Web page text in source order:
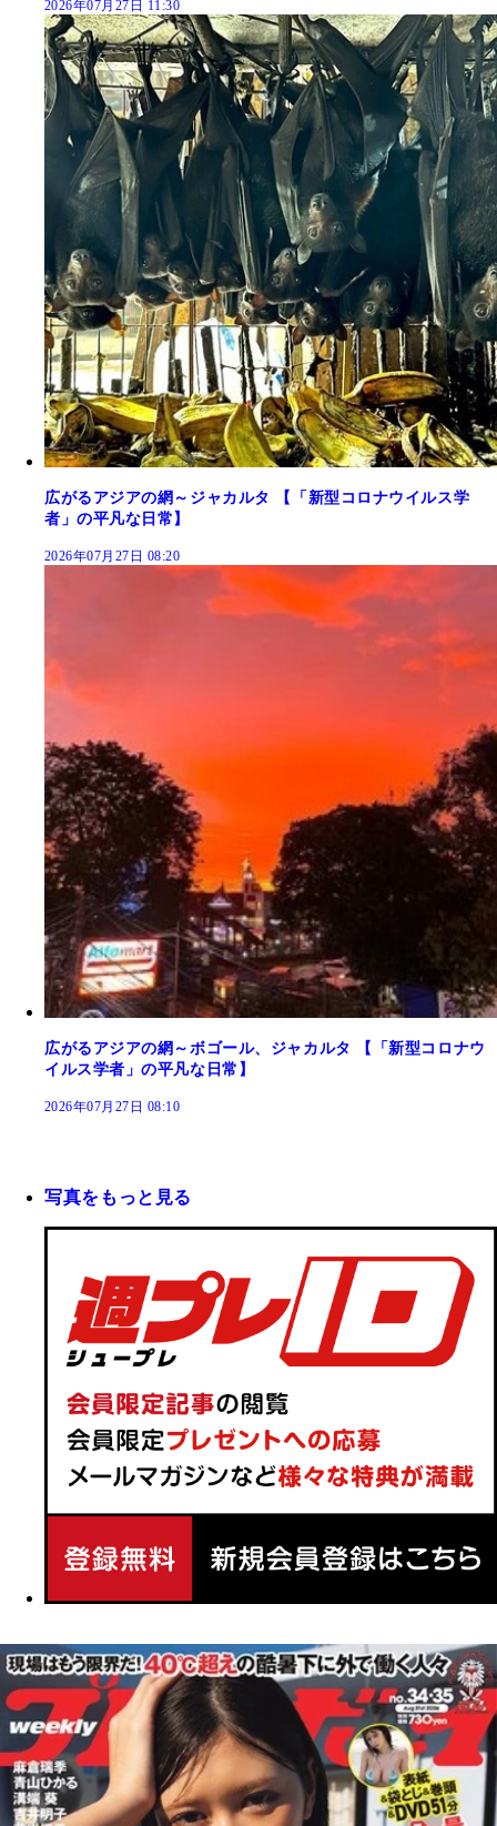
2026年07月27日 11:30
広がるアジアの網～ジャカルタ 【「新型コロナウイルス学
者」の平凡な日常】
2026年07月27日 08:20
広がるアジアの網～ボゴール、ジャカルタ 【「新型コロナウ
イルス学者」の平凡な日常】
2026年07月27日 08:10
写真をもっと見る